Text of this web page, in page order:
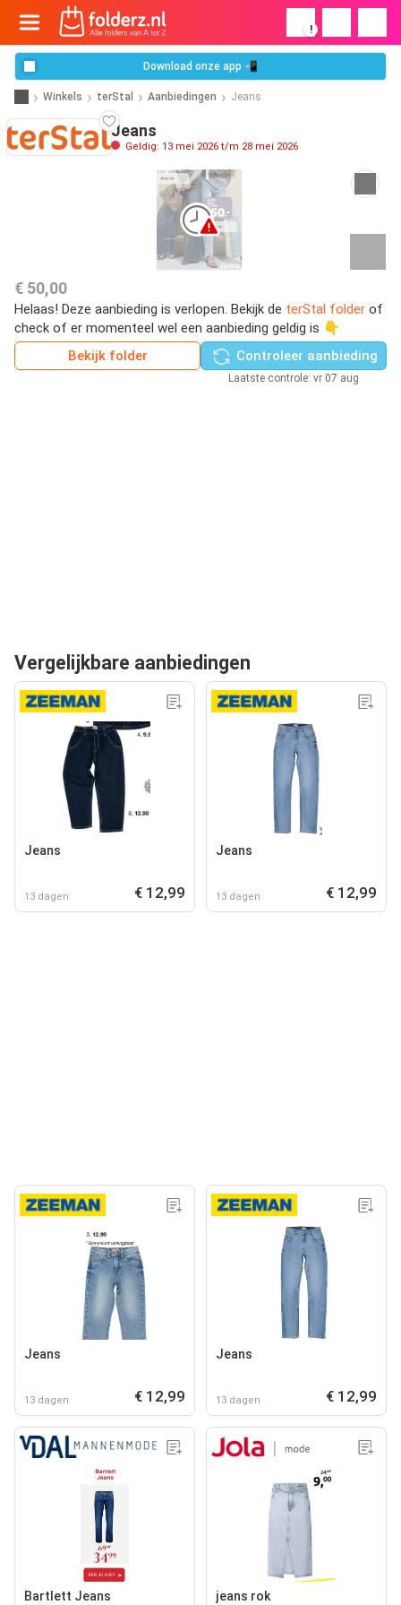
!
Download onze app 📲
Winkels terStal Aanbiedingen Jeans
Jeans
Geldig: 13 mei 2026 t/m 28 mei 2026
€ 50,00
Helaas! Deze aanbieding is verlopen. Bekijk de terStal folder of
check of er momenteel wel een aanbieding geldig is 👇
Bekijk folder
Controleer aanbieding
Laatste controle: vr 07 aug
Vergelijkbare aanbiedingen
Jeans
13 dagen € 12,99
Jeans
13 dagen € 12,99
Jeans
13 dagen € 12,99
Jeans
13 dagen € 12,99
Bartlett Jeans jeans rok